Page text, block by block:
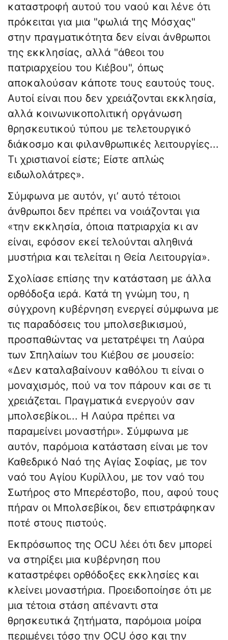
καταστροφή αυτού του ναού και λένε ότι
πρόκειται για μια "φωλιά της Μόσχας"
στην πραγματικότητα δεν είναι άνθρωποι
της εκκλησίας, αλλά "άθεοι του
πατριαρχείου του Κιέβου", όπως
αποκαλούσαν κάποτε τους εαυτούς τους.
Αυτοί είναι που δεν χρειάζονται εκκλησία,
αλλά κοινωνικοπολιτική οργάνωση
θρησκευτικού τύπου με τελετουργικό
διάκοσμο και φιλανθρωπικές λειτουργίες...
Τι χριστιανοί είστε; Είστε απλώς
ειδωλολάτρες».
Σύμφωνα με αυτόν, γι’ αυτό τέτοιοι
άνθρωποι δεν πρέπει να νοιάζονται για
«την εκκλησία, όποια πατριαρχία κι αν
είναι, εφόσον εκεί τελούνται αληθινά
μυστήρια και τελείται η Θεία Λειτουργία».
Σχολίασε επίσης την κατάσταση με άλλα
ορθόδοξα ιερά. Κατά τη γνώμη του, η
σύγχρονη κυβέρνηση ενεργεί σύμφωνα με
τις παραδόσεις του μπολσεβικισμού,
προσπαθώντας να μετατρέψει τη Λαύρα
των Σπηλαίων του Κιέβου σε μουσείο:
«Δεν καταλαβαίνουν καθόλου τι είναι ο
μοναχισμός, πού να τον πάρουν και σε τι
χρειάζεται. Πραγματικά ενεργούν σαν
μπολσεβίκοι... Η Λαύρα πρέπει να
παραμείνει μοναστήρι». Σύμφωνα με
αυτόν, παρόμοια κατάσταση είναι με τον
Καθεδρικό Ναό της Αγίας Σοφίας, με τον
ναό του Αγίου Κυρίλλου, με τον ναό του
Σωτήρος στο Μπερέστοβο, που, αφού τους
πήραν οι Μπολσεβίκοι, δεν επιστράφηκαν
ποτέ στους πιστούς.
Εκπρόσωπος της OCU λέει ότι δεν μπορεί
να στηρίξει μια κυβέρνηση που
καταστρέφει ορθόδοξες εκκλησίες και
κλείνει μοναστήρια. Προειδοποίησε ότι με
μια τέτοια στάση απέναντι στα
θρησκευτικά ζητήματα, παρόμοια μοίρα
περιμένει τόσο την OCU όσο και την